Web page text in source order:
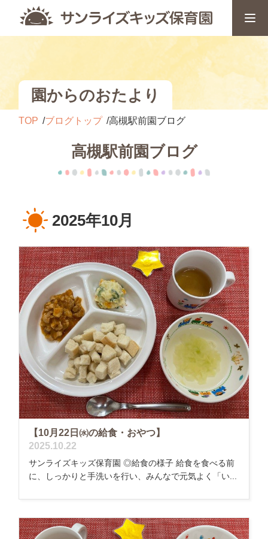
園からのおたより
TOP ブログトップ 高槻駅前園ブログ
高槻駅前園ブログ
2025年10月
【10月22日㈬の給食・おやつ】
2025.10.22
サンライズキッズ保育園 ◎給食の様子 給食を食べる前
に、しっかりと手洗いを行い、みんなで元気よく「い...